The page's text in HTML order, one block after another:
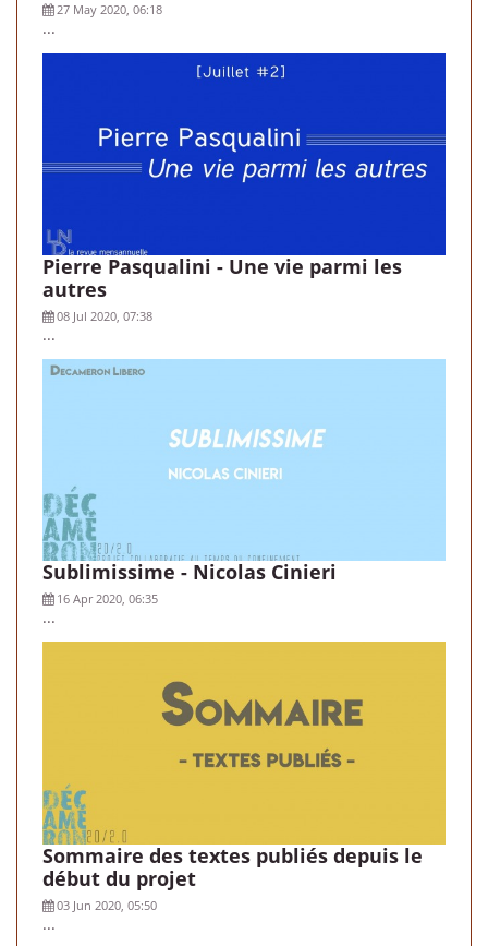
27 May 2020, 06:18
...
Pierre Pasqualini - Une vie parmi les
autres
08 Jul 2020, 07:38
...
Sublimissime - Nicolas Cinieri
16 Apr 2020, 06:35
...
Sommaire des textes publiés depuis le
début du projet
03 Jun 2020, 05:50
...